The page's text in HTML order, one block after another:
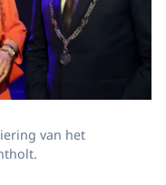
van het